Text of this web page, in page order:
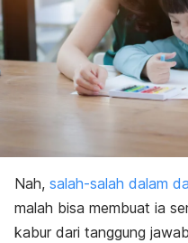
Nah, salah-salah dalam
malah bisa membuat ia
kabur dari tanggung